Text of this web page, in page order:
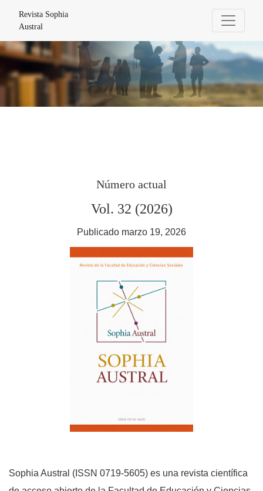
Revista Sophia Austral
Revista Sophia
Austral
Número actual
Vol. 32 (2026)
Publicado marzo 19, 2026
Sophia Austral (ISSN 0719-5605) es una revista científica